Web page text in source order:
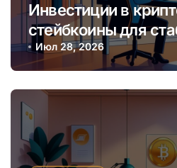
Инвестиции в
стейбкоины для
онлайн-заработка
волатильности
Июл 28, 2026